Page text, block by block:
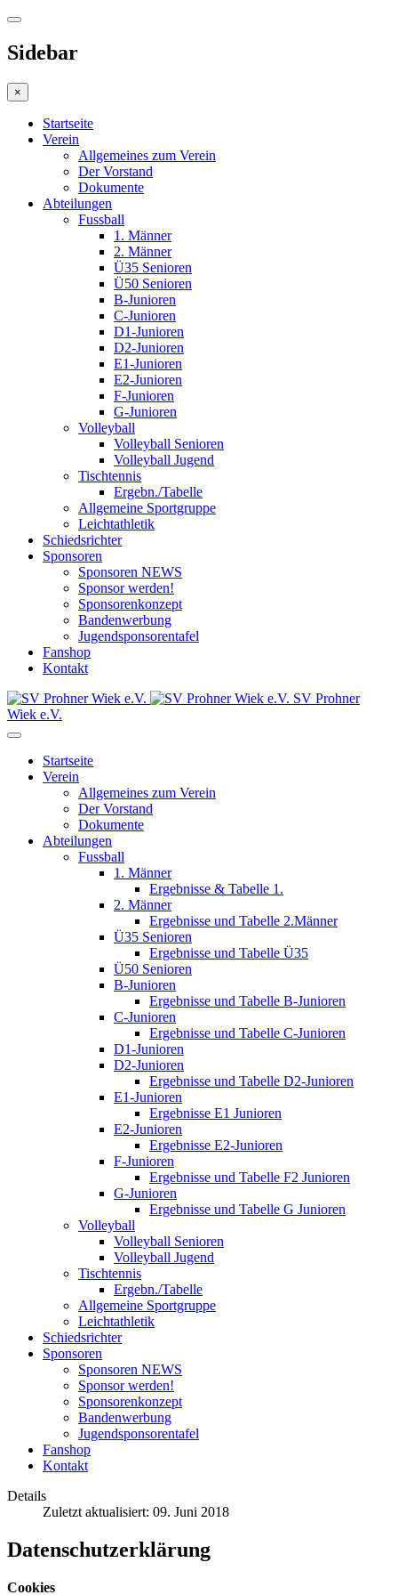
Sidebar
×
Startseite
Verein
Allgemeines zum Verein
Der Vorstand
Dokumente
Abteilungen
Fussball
1. Männer
2. Männer
Ü35 Senioren
Ü50 Senioren
B-Junioren
C-Junioren
D1-Junioren
D2-Junioren
E1-Junioren
E2-Junioren
F-Junioren
G-Junioren
Volleyball
Volleyball Senioren
Volleyball Jugend
Tischtennis
Ergebn./Tabelle
Allgemeine Sportgruppe
Leichtathletik
Schiedsrichter
Sponsoren
Sponsoren NEWS
Sponsor werden!
Sponsorenkonzept
Bandenwerbung
Jugendsponsorentafel
Fanshop
Kontakt
SV Prohner
Wiek e.V.
Startseite
Verein
Allgemeines zum Verein
Der Vorstand
Dokumente
Abteilungen
Fussball
1. Männer
Ergebnisse & Tabelle 1.
2. Männer
Ergebnisse und Tabelle 2.Männer
Ü35 Senioren
Ergebnisse und Tabelle Ü35
Ü50 Senioren
B-Junioren
Ergebnisse und Tabelle B-Junioren
C-Junioren
Ergebnisse und Tabelle C-Junioren
D1-Junioren
D2-Junioren
Ergebnisse und Tabelle D2-Junioren
E1-Junioren
Ergebnisse E1 Junioren
E2-Junioren
Ergebnisse E2-Junioren
F-Junioren
Ergebnisse und Tabelle F2 Junioren
G-Junioren
Ergebnisse und Tabelle G Junioren
Volleyball
Volleyball Senioren
Volleyball Jugend
Tischtennis
Ergebn./Tabelle
Allgemeine Sportgruppe
Leichtathletik
Schiedsrichter
Sponsoren
Sponsoren NEWS
Sponsor werden!
Sponsorenkonzept
Bandenwerbung
Jugendsponsorentafel
Fanshop
Kontakt
Details
Zuletzt aktualisiert: 09. Juni 2018
Datenschutzerklärung
Cookies